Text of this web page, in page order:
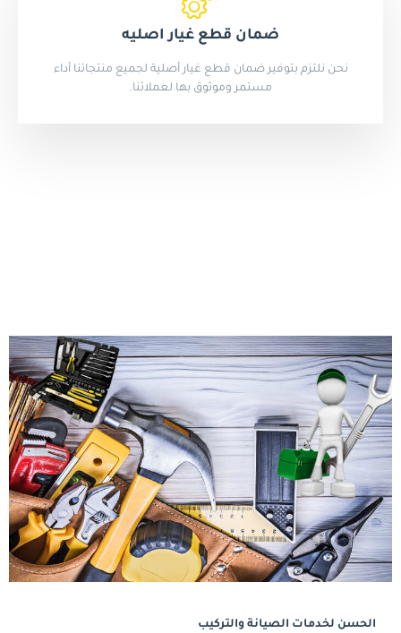
ضمان قطع غيار اصليه
نحن نلتزم بتوفير ضمان قطع غيار أصلية لجميع منتجاتنا أداء
مستمر وموثوق بها لعملائنا.
الحسن لخدمات الصيانة والتركيب